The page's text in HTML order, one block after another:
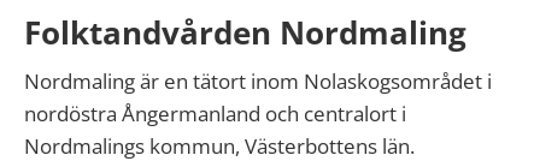
Folktandvården Nordmaling
Nordmaling är en tätort inom Nolaskogsområdet i
nordöstra Ångermanland och centralort i
Nordmalings kommun, Västerbottens län.